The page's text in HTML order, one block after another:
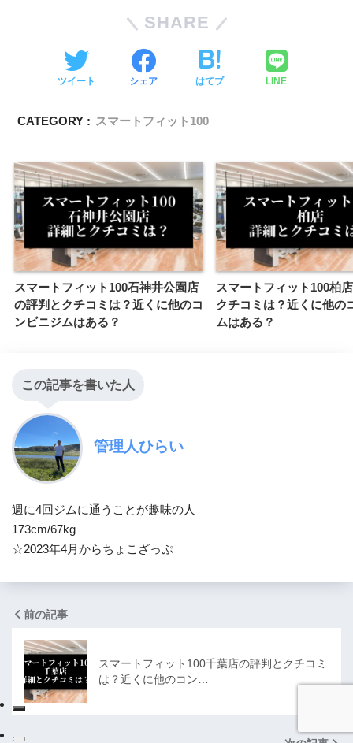
SHARE
ツイート シェア はてブ LINE
CATEGORY : スマートフィット100
スマートフィット100石神井公園店
の評判とクチコミは？近くに他のコ
ンビニジムはある？
スマートフィット100柏
クチコミは？近くに他の
ムはある？
この記事を書いた人
管理人ひらい
週に4回ジムに通うことが趣味の人
173cm/67kg
☆2023年4月からちょこざっぷ
前の記事
スマートフィット100千葉店の評判とクチコミ
は？近くに他のコン…